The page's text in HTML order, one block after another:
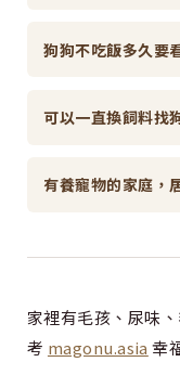
狗狗不吃飯多久要
可以一直換飼料找
有養寵物的家庭，
家裡有毛孩、尿味
考 magonu.asia 幸